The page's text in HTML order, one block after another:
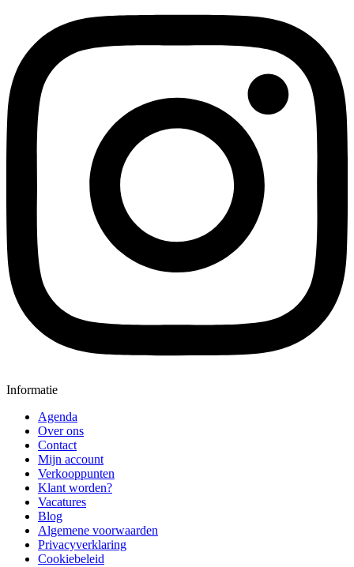
Informatie
Agenda
Over ons
Contact
Mijn account
Verkooppunten
Klant worden?
Vacatures
Blog
Algemene voorwaarden
Privacyverklaring
Cookiebeleid